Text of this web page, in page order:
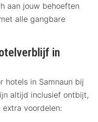
aan jouw behoeften
alle gangbare
in
hotels in Samnaun bij
altijd inclusief ontbijt,
voordelen: